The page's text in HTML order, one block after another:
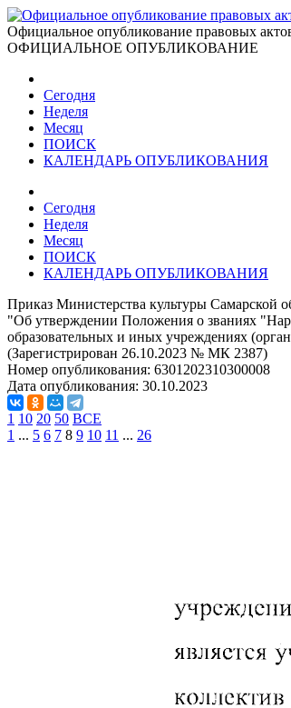
Официальное опубликование правовых
ОФИЦИАЛЬНОЕ ОПУБЛИКОВАНИЕ
Сегодня
Неделя
Месяц
ПОИСК
КАЛЕНДАРЬ ОПУБЛИКОВАНИЯ
Сегодня
Неделя
Месяц
ПОИСК
КАЛЕНДАРЬ ОПУБЛИКОВАНИЯ
Приказ Министерства культуры Самарской
"Об утверждении Положения о званиях
образовательных и иных учреждениях
(Зарегистрирован 26.10.2023 № МК 2387)
Номер опубликования: 6301202310300008
Дата опубликования: 30.10.2023
1 10 20 50 ВСЕ
1 ... 5 6 7 8 9 10 11 ... 26